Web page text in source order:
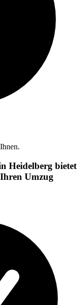
Heidelberg bietet
Umzug